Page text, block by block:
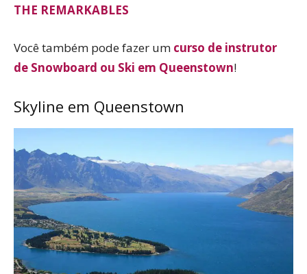
THE REMARKABLES
Você também pode fazer um curso de instrutor
de Snowboard ou Ski em Queenstown!
Skyline em Queenstown